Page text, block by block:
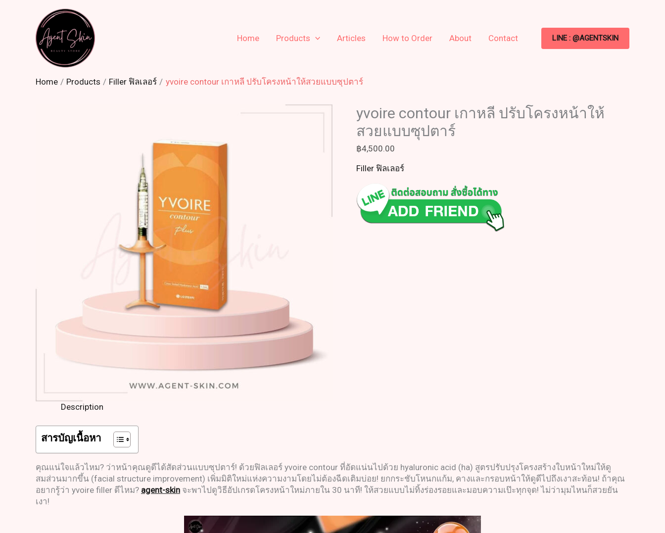
Home
Products Articles How to Order About Contact LINE : @AGENTSKIN
Home Products Filler ฟิลเลอร์ yvoire contour เกาหลี ปรับโครงหน้าให้สวยแบบซุปตาร์
yvoire contour เกาหลี ปรับโครงหน้าให้
สวยแบบซุปตาร์
฿4,500.00
Filler ฟิลเลอร์
Description
สารบัญเนื้อหา
คุณแน่ใจแล้วไหม? ว่าหน้าคุณดูดีได้สัดส่วนแบบซุปตาร์! ด้วยฟิลเลอร์ yvoire contour ที่อัดแน่นไปด้วย hyaluronic acid (ha) สูตรปรับปรุงโครงสร้างใบหน้าใหม่ให้ดู
สมส่วนมากขึ้น (facial structure improvement) เพิ่มมิติใหม่แห่งความงามโดยไม่ต้องฉีดเติมบ่อย! ยกกระชับโหนกแก้ม, คางและกรอบหน้าให้ดูดีไปถึงเงาสะท้อน! ถ้าคุณ
อยากรู้ว่า yvoire filler ดีไหม? agent-skin จะพาไปดูวิธีอัปเกรดโครงหน้าใหม่ภายใน 30 นาที! ให้สวยแบบไม่ทิ้งร่องรอยและมอบความเป๊ะทุกจุด! ไม่ว่ามุมไหนก็สวยยัน
เงา!